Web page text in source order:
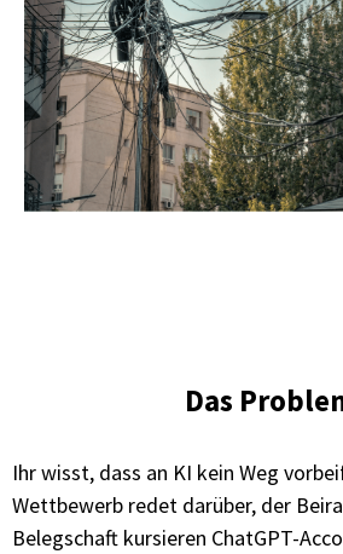
Das
Ihr wisst, dass an KI kein Weg
Wettbewerb redet darüber, der
Belegschaft kursieren ChatGPT-